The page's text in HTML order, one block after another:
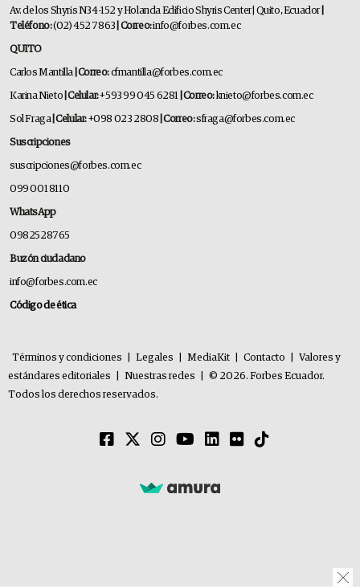
Av. de los Shyris N34-152 y Holanda Edificio Shyris Center | Quito, Ecuador
Teléfono:(02) 452 7863 | Correo:info@forbes.com.ec
QUITO
Carlos Mantilla | Correo:cfmantilla@forbes.com.ec
Karina Nieto | Celular:+593 99 045 6281 | Correo: knieto@forbes.com.ec
Sol Fraga | Celular:+098 023 2808 | Correo:sfraga@forbes.com.ec
Suscripciones
suscripciones@forbes.com.ec
099 001 8110
WhatsApp
0982528765
Buzón ciudadano
info@forbes.com.ec
Código de ética
Términos y condiciones Legales MediaKit Contacto
Valores y
estándares editoriales
Nuestras redes
© 2026. Forbes Ecuador.
Todos los derechos reservados.